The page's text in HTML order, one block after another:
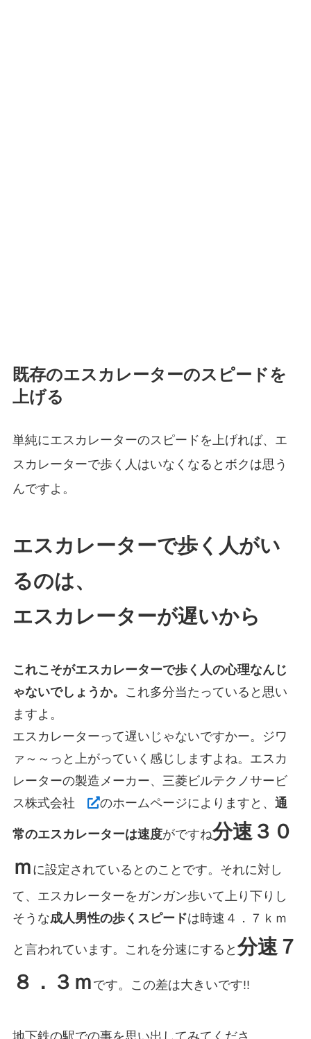
既存のエスカレーターのスピードを
上げる
単純にエスカレーターのスピードを上げれば、エ
スカレーターで歩く人はいなくなるとボクは思う
んですよ。
エスカレーターで歩く人がい
るのは、
エスカレーターが遅いから
これこそがエスカレーターで歩く人の心理なんじ
ゃないでしょうか。
これ多分当たっていると思い
ますよ。
エスカレーターって遅いじゃないですかー。ジワ
ァ～～っと上がっていく感じしますよね。エスカ
レーターの製造メーカー、三菱ビルテクノサービ
ス株式会社
のホームページによりますと、 通
常のエスカレーターは速度がですね分速３０
ｍ に設定されているとのことです。それに対し
て、エスカレーターをガンガン歩いて上り下りし
そうな成人男性の歩くスピードは時速４．７ｋｍ
と言われています。これを分速にすると 分速７
８．３ｍ です。この差は大きいです!!